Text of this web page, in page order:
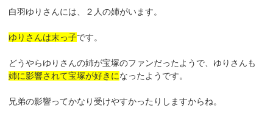
白羽ゆりさんには、２人の姉がいます。
ゆりさんは末っ子です。
どうやらゆりさんの姉が宝塚のファンだったようで、ゆりさんも
姉に影響されて宝塚が好きになったようです。
兄弟の影響ってかなり受けやすかったりしますからね。